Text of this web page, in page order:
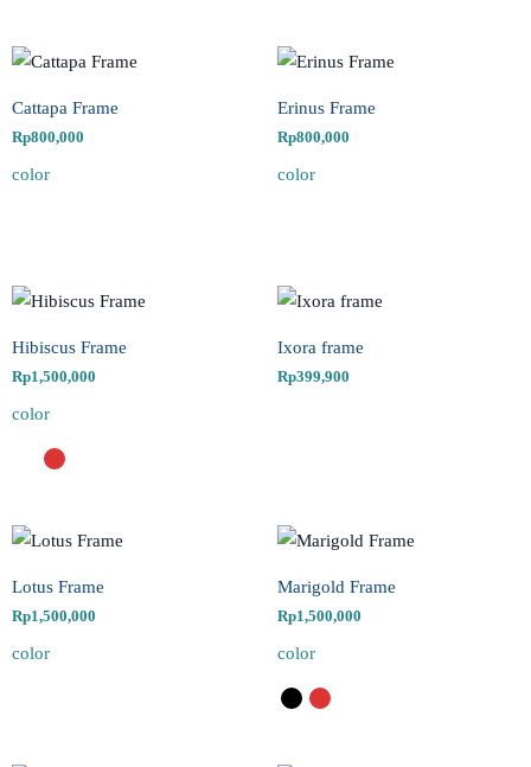
Cattapa Frame
Rp800,000
color
Erinus Frame
Rp800,000
color
Hibiscus Frame
Rp1,500,000
color
Ixora frame
Rp399,900
Lotus Frame
Rp1,500,000
color
Marigold Frame
Rp1,500,000
color